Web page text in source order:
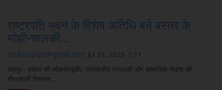
राष्ट्रपति भवन के विशेष अतिथि बने बस्तर के
मांझी-चालकी...
khulasapost@gmail.com Jul 31, 2026
11
रायपुर : बस्तर की लोकसंस्कृति, जनजातीय परंपराओं और सामाजिक नेतृत्व की
गौरवशाली विरासत...